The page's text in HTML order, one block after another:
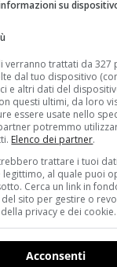
meno oculata.
esempio Kristina
“Come un
mare, così le
la propria “rete”
tra cui scegliere.
gli acquisti”. Non è
personali
vuol dire che, le
sono
più shopping,
su
verranno trattati da 327
dal tuo dispositivo
e altri dati del
questi ultimi, da loro
essere usate nello
potremmo
Elenco dei partner.
trattare i tuoi
legittimo, al quale puoi
Cerca un link in
sito per gestire o
privacy e dei cookie.
Acconsenti